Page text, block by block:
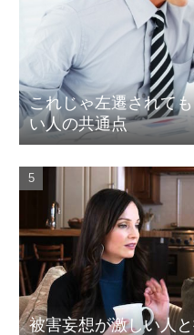
これじゃ左遷されて
い人の共通点
被害妄想が激しい人